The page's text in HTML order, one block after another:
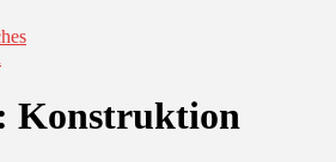
Konstruktion